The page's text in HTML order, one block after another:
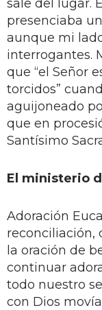
sale del lugar.
presenciaba
aunque mi
interrogantes.
que “el Señor
torcidos”
aguijoneado
que en
Santísimo
El ministerio
Adoración
reconciliación,
la oración de
continuar
todo nuestro
con Dios